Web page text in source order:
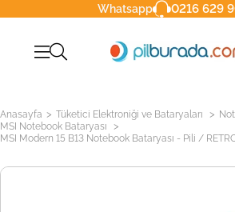
Whatsapp 0216 629
Anasayfa > Tüketici Elektroniği ve Bataryaları >
MSI Notebook Bataryası >
MSI Modern 15 B13 Notebook Bataryası - Pili /